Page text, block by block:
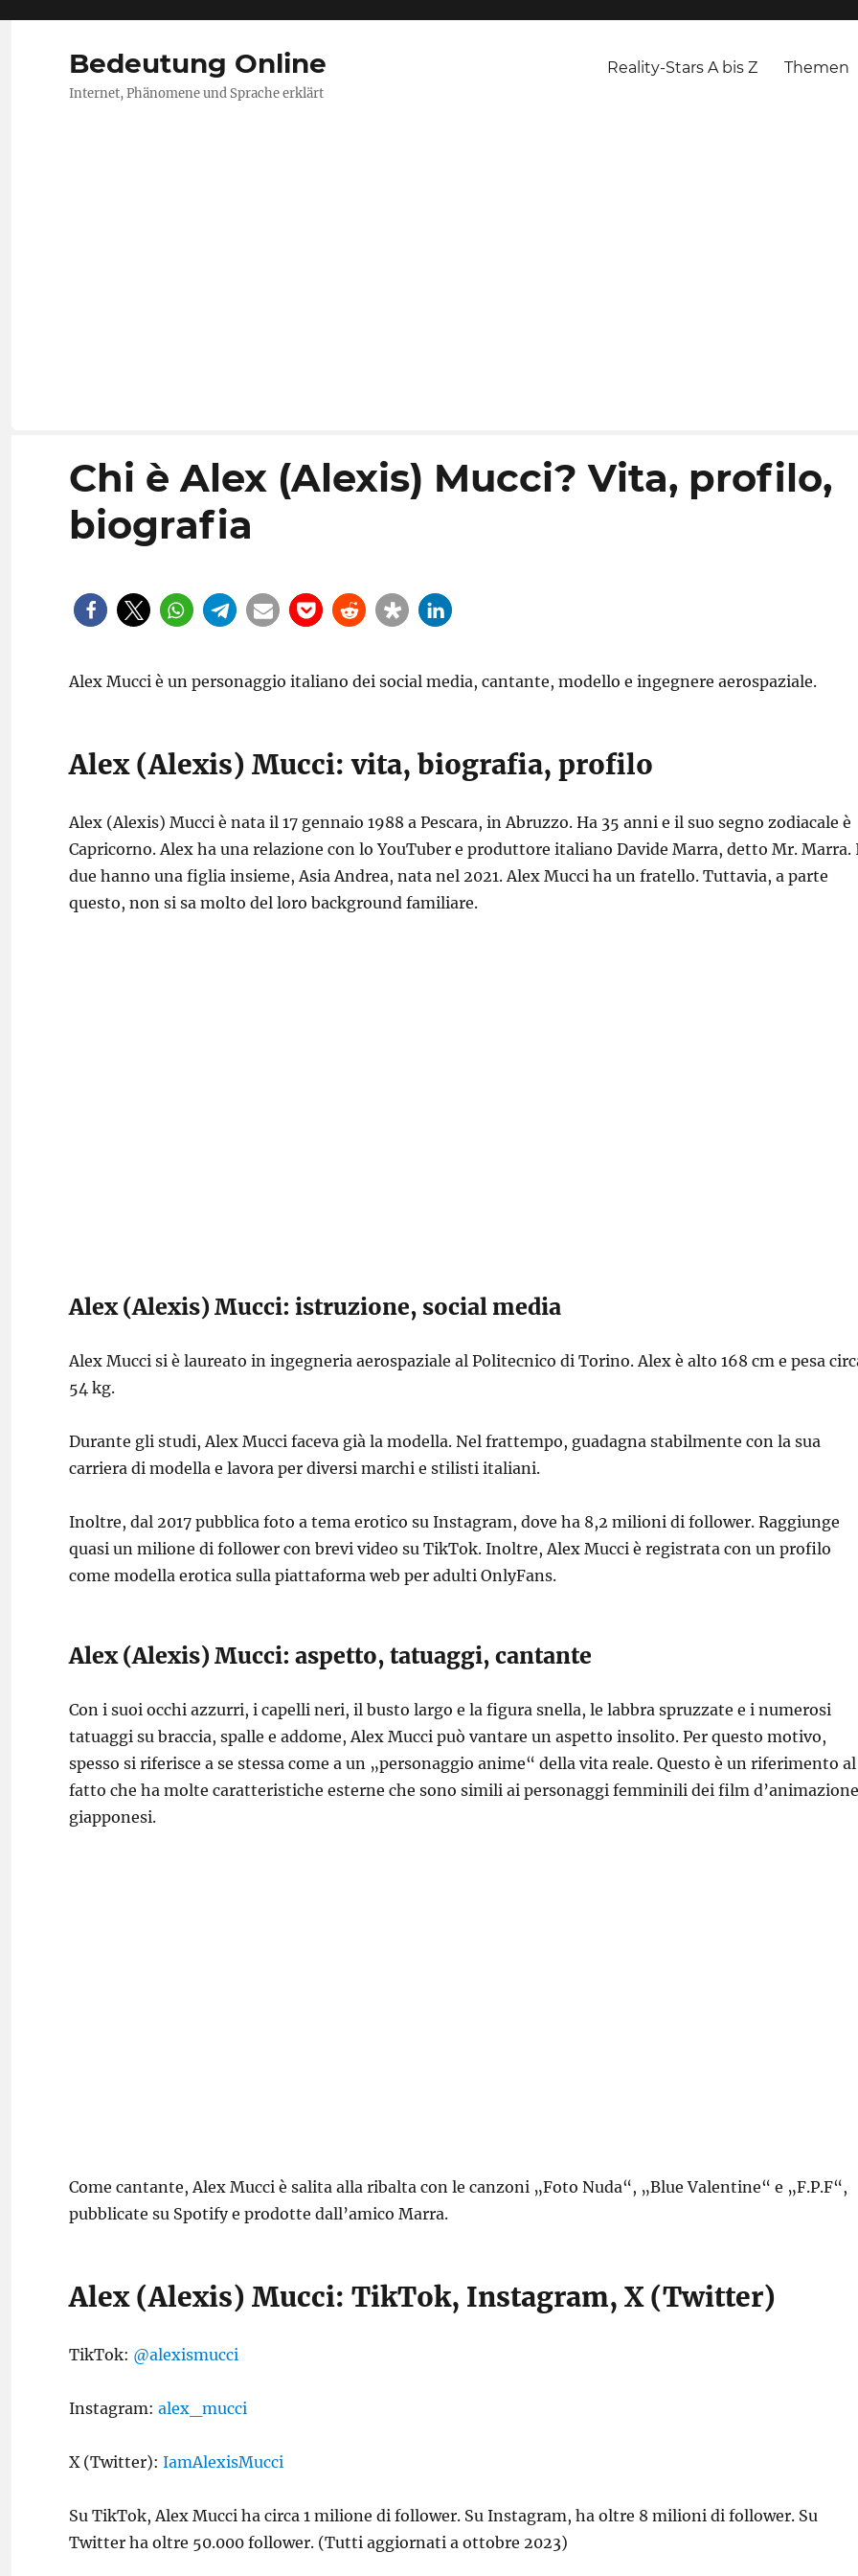
Bedeutung Online
Internet, Phänomene und Sprache erklärt
Reality-Stars A bis Z Themen
Chi è Alex (Alexis) Mucci? Vita, profilo,
biografia
Alex Mucci è un personaggio italiano dei social media, cantante, modello e ingegnere aerospaziale.
Alex (Alexis) Mucci: vita, biografia, profilo
Alex (Alexis) Mucci è nata il 17 gennaio 1988 a Pescara, in Abruzzo. Ha 35 anni e il suo segno zodiacale è
Capricorno. Alex ha una relazione con lo YouTuber e produttore italiano Davide Marra, detto Mr. Marra.
due hanno una figlia insieme, Asia Andrea, nata nel 2021. Alex Mucci ha un fratello. Tuttavia, a parte
questo, non si sa molto del loro background familiare.
Alex (Alexis) Mucci: istruzione, social media
Alex Mucci si è laureato in ingegneria aerospaziale al Politecnico di Torino. Alex è alto 168 cm e pesa
54 kg.
Durante gli studi, Alex Mucci faceva già la modella. Nel frattempo, guadagna stabilmente con la sua
carriera di modella e lavora per diversi marchi e stilisti italiani.
Inoltre, dal 2017 pubblica foto a tema erotico su Instagram, dove ha 8,2 milioni di follower. Raggiunge
quasi un milione di follower con brevi video su TikTok. Inoltre, Alex Mucci è registrata con un profilo
come modella erotica sulla piattaforma web per adulti OnlyFans.
Alex (Alexis) Mucci: aspetto, tatuaggi, cantante
Con i suoi occhi azzurri, i capelli neri, il busto largo e la figura snella, le labbra spruzzate e i numerosi
tatuaggi su braccia, spalle e addome, Alex Mucci può vantare un aspetto insolito. Per questo motivo,
spesso si riferisce a se stessa come a un „personaggio anime“ della vita reale. Questo è un riferimento al
fatto che ha molte caratteristiche esterne che sono simili ai personaggi femminili dei film d’animazione
giapponesi.
Come cantante, Alex Mucci è salita alla ribalta con le canzoni „Foto Nuda“, „Blue Valentine“ e „F.P.F“,
pubblicate su Spotify e prodotte dall’amico Marra.
Alex (Alexis) Mucci: TikTok, Instagram, X (Twitter)
TikTok: @alexismucci
Instagram: alex_mucci
X (Twitter): IamAlexisMucci
Su TikTok, Alex Mucci ha circa 1 milione di follower. Su Instagram, ha oltre 8 milioni di follower. Su
Twitter ha oltre 50.000 follower. (Tutti aggiornati a ottobre 2023)